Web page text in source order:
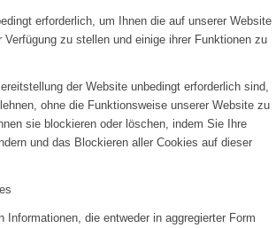
erforderlich, um Ihnen die auf unserer Website
Verfügung zu stellen und einige ihrer Funktionen zu
der Website unbedingt erforderlich sind,
ohne die Funktionsweise unserer Website zu
sie blockieren oder löschen, indem Sie Ihre
und das Blockieren aller Cookies auf dieser
Informationen, die entweder in aggregierter Form